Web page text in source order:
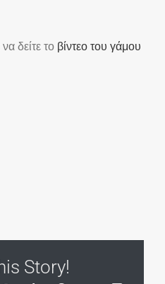
δείτε το βίντεο του γάμου
Story!